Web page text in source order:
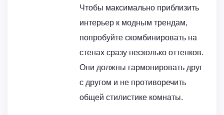
Чтобы максимально приблизить
интерьер к модным трендам,
попробуйте скомбинировать на
стенах сразу несколько оттенков.
Они должны гармонировать друг
с другом и не противоречить
общей стилистике комнаты.